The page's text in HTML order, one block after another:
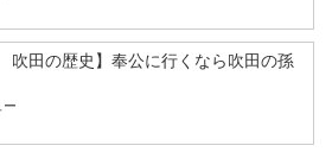
吹田の歴史】奉公に行くなら吹田の孫
ー